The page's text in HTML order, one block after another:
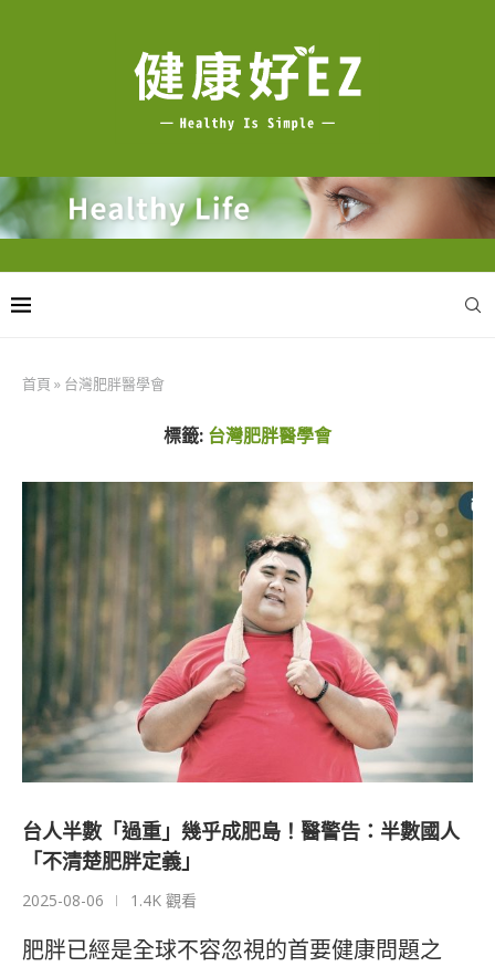
首頁 » 台灣肥胖醫學會
標籤: 台灣肥胖醫學會
台人半數「過重」幾乎成肥島！醫警告：半數國人
「不清楚肥胖定義」
2025-08-06 1.4K 觀看
肥胖已經是全球不容忽視的首要健康問題之